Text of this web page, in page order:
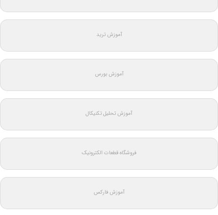
آموزش ترید
آموزش بورس
آموزش تحلیل تکنیکال
فروشگاه قطعات الکترونیک
آموزش فارکس